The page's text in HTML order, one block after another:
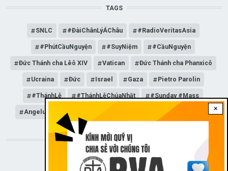
×
TAGS
SNLC #ĐàiChânLýÁChâu #RadioVeritasAsia
#PhútCầuNguyện #SuyNiệm #CầuNguyện
Đức Thánh cha Lêô XIV Vatican Đức Thánh cha Phanxicô
Ucraina Đức Israel Gaza Pietro Parolin
#ThánhLễ #ThánhLễChúaNhật #Sunday #Mass
Angelus Đức Giáo hoàng Lêô XIV General Audience
STAY CONNECTED WITH US!